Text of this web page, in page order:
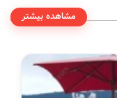
مشاهده بیشتر